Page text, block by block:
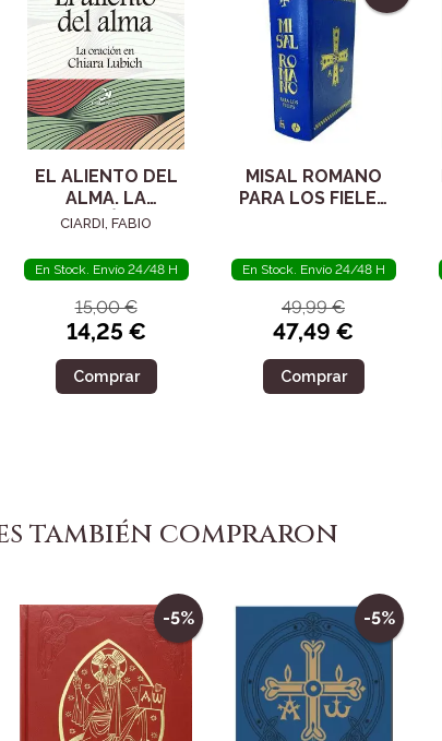
EL ALIENTO DEL
ALMA. LA
ORACIÓN EN
CIARDI, FABIO
En Stock. Envío 24/48 H
15,00 €
14,25 €
Comprar
MISAL ROMANO
PARA LOS FIELES
En Stock. Envío 24/48 H
49,99 €
47,49 €
Comprar
también compraron
-5% -5%